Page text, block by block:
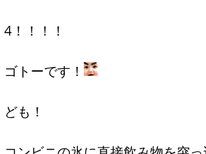
4！！！！
ゴトーです！
ども！